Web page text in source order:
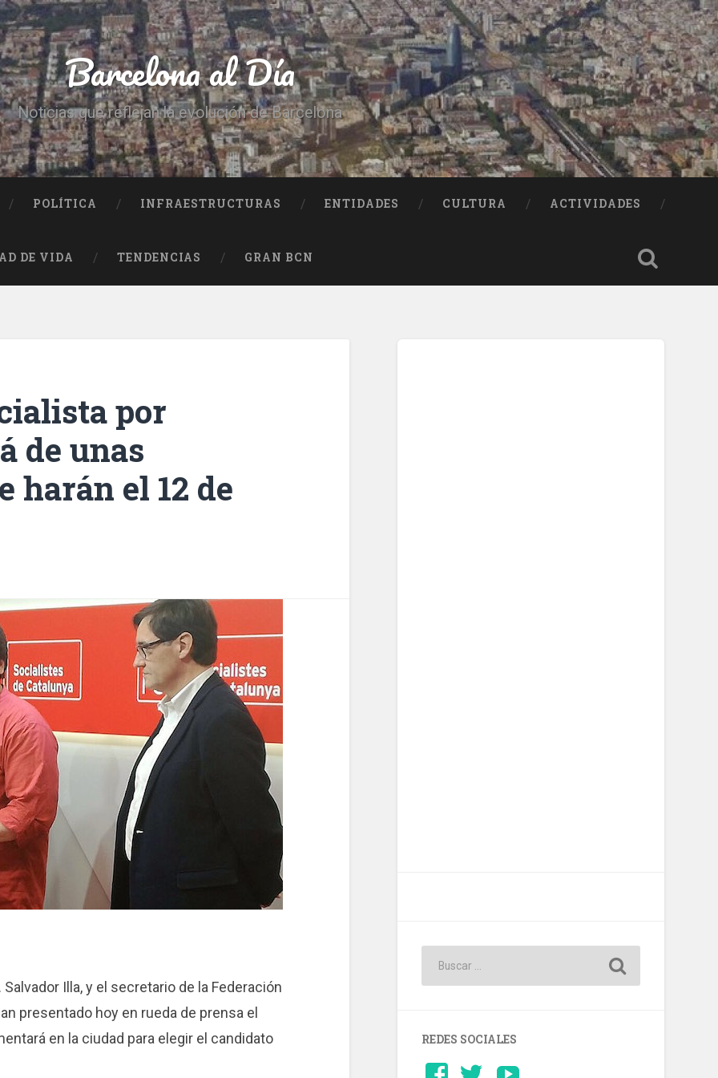
Barcelona al Día
Noticias que reflejan la evolución de Barcelona
POLÍTICA INFRAESTRUCTURAS ENTIDADES CULTURA ACTIVIDADES
DE VIDA TENDENCIAS GRAN BCN
por
de unas
harán el 12 de
Illa, y el secretario de la Federación
presentado hoy en rueda de prensa el
en la ciudad para elegir el candidato
REDES SOCIALES
Ver
Ver